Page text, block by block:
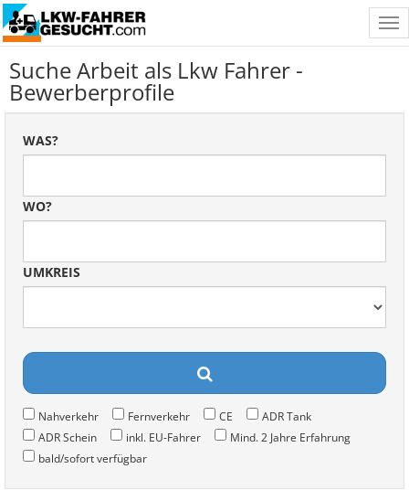
Suche Arbeit als Lkw Fahrer -
Bewerberprofile
WAS?
WO?
UMKREIS
Nahverkehr Fernverkehr CE
ADR Tank
ADR Schein
inkl. EU-Fahrer
Mind. 2 Jahre Erfahrung
bald/sofort verfügbar